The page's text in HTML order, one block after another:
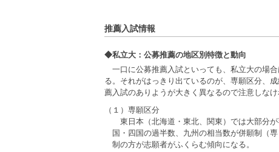
推薦入試情報
◆私立大：公募推薦の地区別特徴と動向
一口に公募推薦入試といっても、私立大の場
る。それがはっきり出ているのが、専願区分、
薦入試のありようが大きく異なるので注意しなけ
（１）専願区分
東日本（北海道・東北、関東）では大部分
国・四国の過半数、九州の相当数が併願制（
制の方が志願者がふくらむ傾向になる。